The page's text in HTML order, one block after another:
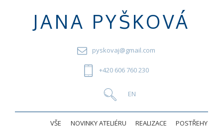
JANA PYŠKOVÁ
pyskovaj@gmail.com
+420 606 760 230
VŠE NOVINKY ATELIÉRU REALIZACE POSTŘEHY